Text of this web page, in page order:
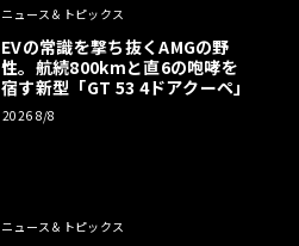
ニュース＆トピックス
EVの常識を撃ち抜くAMGの野
性。航続800kmと直6の咆哮を
宿す新型「GT 53 4ドアクーペ」
2026 8/8
ニュース＆トピックス